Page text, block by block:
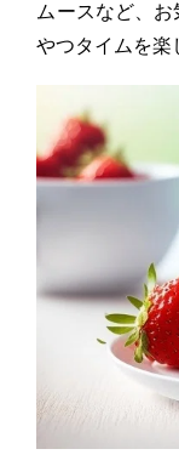
ムースなど、
やつタイムを楽